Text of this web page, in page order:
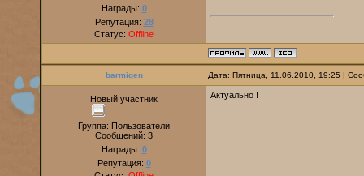
Награды: 0
Репутация: 28
Статус: Offline
barmigen Дата: Пятница, 11.06.2010, 19:25 |
Новый участник
Группа: Пользователи
Сообщений: 3
Награды: 0
Репутация: 0
Актуально !